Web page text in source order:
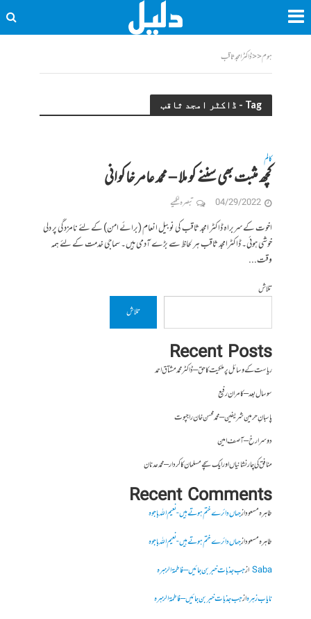
ہوم<<ڈاکٹر امجد ثاقب
Tag - ڈاکٹر امجد ثاقب
کالم
کچھ مثبت بھی سننے کو ملا – محمد عامر خاکوانی
04/29/2022 تبصرہ لکھیے
اخوت کے سربراہ ڈاکٹر امجد ثاقب کی نوبیل انعام (برائے امن) کے لئے نامزدگی پر دلی
خوشی ہوئی۔ ڈاکٹرامجد ثاقب ہر لحاظ سے بڑے آدمی ہیں۔ سماجی خدمت کے لئے ہمہ
وقت...
تلاش
تلاش
Recent Posts
ریاست کے وسائل پر ملکیت کا حق – ڈاکٹر محمد مشتاق احمد
سو سال بعد – کامران رفیع
پاسبانِ حرمین شریفین – محمد محسن خان راجپوت
دوسرا رخ – آصف امین
منافق کی چار نشانیاں اور ایک سچے مسلمان کا کردار – محمد عدنان
Recent Comments
طاہرہ مسعودازجہاں دائرے ختم ہوتے ہیں- نعیم اللہ باجوہ
طاہرہ مسعودازجہاں دائرے ختم ہوتے ہیں- نعیم اللہ باجوہ
Sabaازجب جذبات خبر بن جائیں – فاطمۃالزہرہ
نایاب زہرہازجب جذبات خبر بن جائیں – فاطمۃالزہرہ